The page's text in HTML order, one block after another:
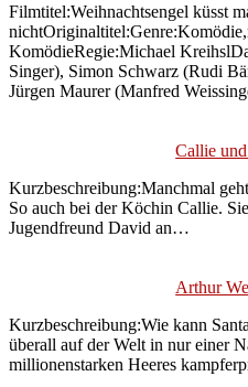
Filmtitel:Weihnachtsengel küsst
KomödieRegie:Michael
Singer), Simon Schwarz (Rudi
Jürgen Maurer (Manfred
Callie
Kurzbeschreibung:Manchmal
So auch bei der Köchin Callie.
Jugendfreund David an…
Arthur
Kurzbeschreibung:Wie kann
überall auf der Welt in nur einer
millionenstarken Heeres